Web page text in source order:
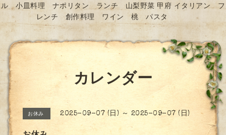
ル 小皿料理 ナポリタン ランチ 山梨野菜 甲府 イタリアン フ
レンチ 創作料理 ワイン 桃 パスタ
カレンダー
お休み 2025-09-07 (日) ～ 2025-09-07 (日)